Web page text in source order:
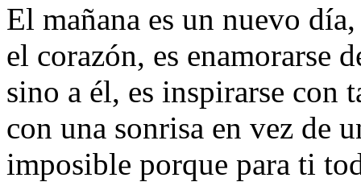
El mañana es un nuevo
el corazón, es enamorarse
sino a él, es inspirarse con
con una sonrisa en vez de
imposible porque para ti